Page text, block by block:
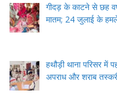
गीदड़ के काटने से छह
मातम; 24 जुलाई के
हथौड़ी थाना परिसर में
अपराध और शराब